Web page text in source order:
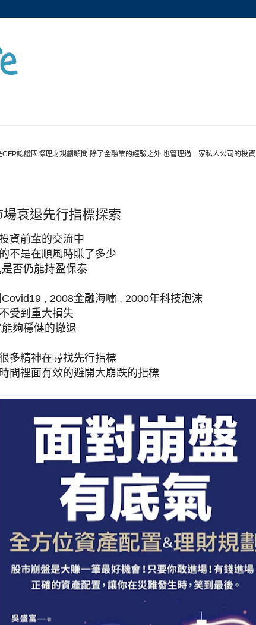
認證國際理財規劃顧問 除了金融業的經驗之外 也管理過一家私人公司的投資
衰退先行指標探索
資前輩的交流中
不是在順風時賺了多少
否仍能持盈保泰
, 2008金融海嘯 , 2000年科技泡沫
受到重大損失
夠穩健的撤退
多精神在尋找先行指標
間裡面有效的避開大崩跌的指標